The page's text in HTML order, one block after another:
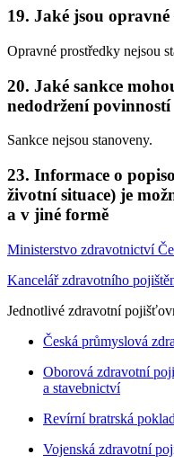
19. Jaké jsou
Opravné prostředky nejsou
20. Jaké sankce
nedodržení povinností
Sankce nejsou stanoveny.
23. Informace o
životní situace) je
a v jiné formě
Ministerstvo zdravotnictví
Kancelář zdravotního
Jednotlivé zdravotní
Česká průmyslová
Oborová zdravotní
a stavebnictví
Revírní bratrská
Vojenská zdravotní